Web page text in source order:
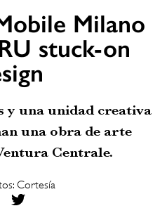
Milano
stuck-on
una unidad creativa
una obra de arte
Centrale.
Cortesía